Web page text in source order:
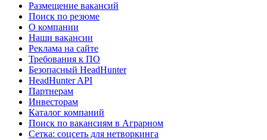
Размещение вакансий
Поиск по резюме
О компании
Наши вакансии
Реклама на сайте
Требования к ПО
Безопасный HeadHunter
HeadHunter API
Партнерам
Инвесторам
Каталог компаний
Поиск по вакансиям в Аграрном
Сетка: соцсеть для нетворкинга